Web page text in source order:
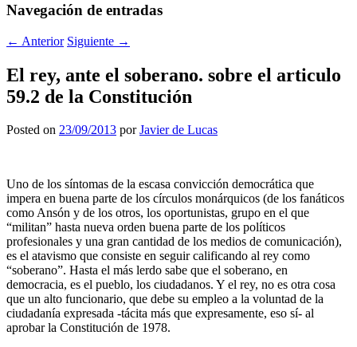
Navegación de entradas
← Anterior Siguiente →
El rey, ante el soberano. sobre el articulo
59.2 de la Constitución
Posted on 23/09/2013 porJavier de Lucas
Uno de los síntomas de la escasa convicción democrática que
impera en buena parte de los círculos monárquicos (de los fanáticos
como Ansón y de los otros, los oportunistas, grupo en el que
“militan” hasta nueva orden buena parte de los políticos
profesionales y una gran cantidad de los medios de comunicación),
es el atavismo que consiste en seguir calificando al rey como
“soberano”. Hasta el más lerdo sabe que el soberano, en
democracia, es el pueblo, los ciudadanos. Y el rey, no es otra cosa
que un alto funcionario, que debe su empleo a la voluntad de la
ciudadanía expresada -tácita más que expresamente, eso sí- al
aprobar la Constitución de 1978.